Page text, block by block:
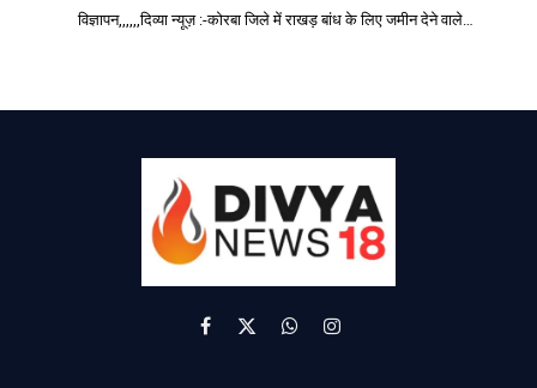
विज्ञापन,,,,,,दिव्या न्यूज़ :-कोरबा जिले में राखड़ बांध के लिए जमीन देने वाले…
Facebook
X
WhatsAppInstagram